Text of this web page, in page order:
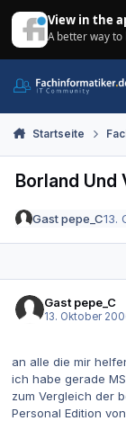
View in the
A better way to
Startseite
Borland Und
Gast pepe_C13.
Gast pepe_C
13. Oktober
an alle die mir
ich habe gerade
zum Vergleich der
Personal Edition